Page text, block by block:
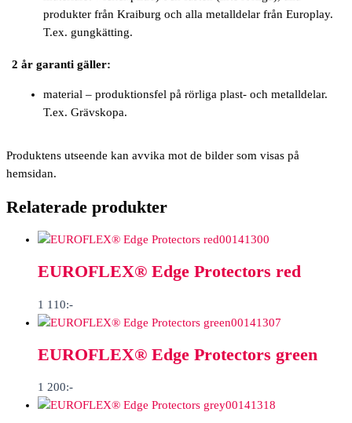
produkter från Kraiburg och alla metalldelar från Europlay.
T.ex. gungkätting.
2 år garanti gäller:
material – produktionsfel på rörliga plast- och metalldelar.
T.ex. Grävskopa.
Produktens utseende kan avvika mot de bilder som visas på
hemsidan.
Relaterade produkter
00141300
EUROFLEX® Edge Protectors red
1 110:-
00141307
EUROFLEX® Edge Protectors green
1 200:-
00141318